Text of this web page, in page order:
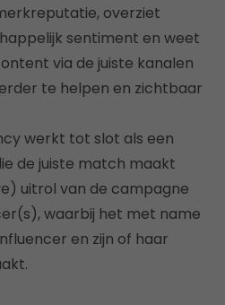
overziet
sentiment en weet
via de juiste kanalen
te helpen en zichtbaar
werkt tot slot als een
de juiste match maakt
uitrol van de campagne
waarbij het met name
en zijn of haar